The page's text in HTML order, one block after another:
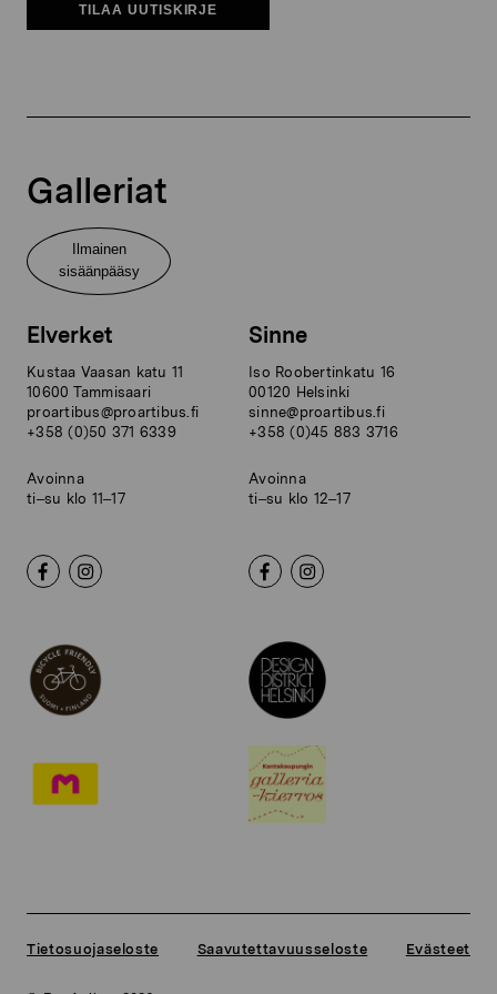
TILAA UUTISKIRJE
Galleriat
Ilmainen
sisäänpääsy
Elverket
Kustaa Vaasan katu 11
10600 Tammisaari
proartibus@proartibus.fi
+358 (0)50 371 6339
Avoinna
ti–su klo 11–17
Sinne
Iso Roobertinkatu 16
00120 Helsinki
sinne@proartibus.fi
+358 (0)45 883 3716
Avoinna
ti–su klo 12–17
Tietosuojaseloste Saavutettavuusseloste Evästeet